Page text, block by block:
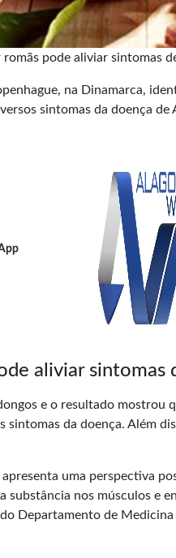
romãs pode aliviar sintomas
na Dinamarca,
sintomas da doença de
aliviar sintomas
e o resultado mostrou
da doença. Além
uma perspectiva
nos músculos e
Departamento de